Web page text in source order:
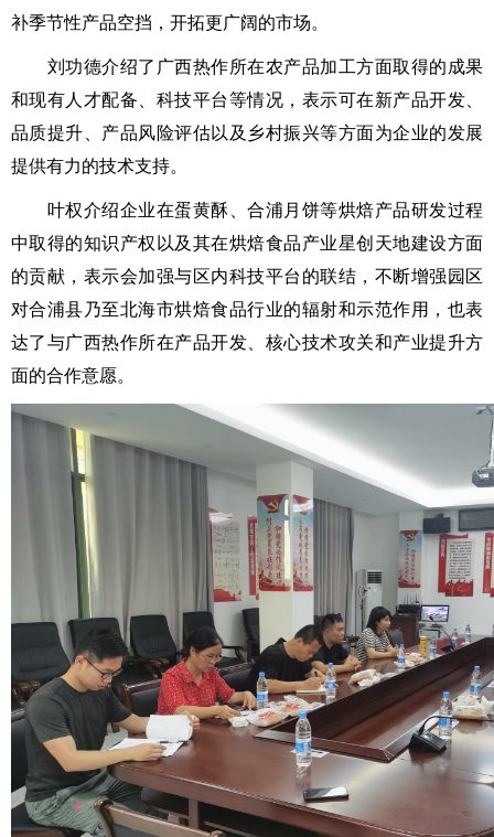
补季节性产品空挡，开拓更广阔的市场。
刘功德介绍了广西热作所在农产品加工方面取得的成果
和现有人才配备、科技平台等情况，表示可在新产品开发、
品质提升、产品风险评估以及乡村振兴等方面为企业的发展
提供有力的技术支持。
叶权介绍企业在蛋黄酥、合浦月饼等烘焙产品研发过程
中取得的知识产权以及其在烘焙食品产业星创天地建设方面
的贡献，表示会加强与区内科技平台的联结，不断增强园区
对合浦县乃至北海市烘焙食品行业的辐射和示范作用，也表
达了与广西热作所在产品开发、核心技术攻关和产业提升方
面的合作意愿。